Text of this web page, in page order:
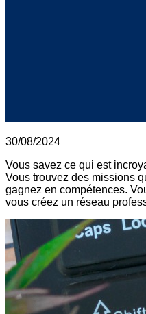
30/08/2024
Vous savez ce qui est
Vous trouvez des missions
gagnez en compétences.
vous créez un réseau